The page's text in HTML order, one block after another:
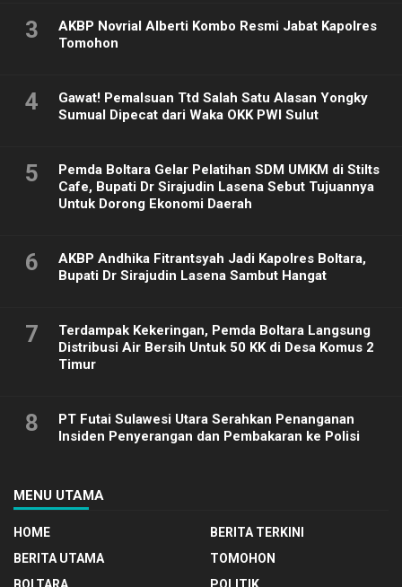
3
AKBP Novrial Alberti Kombo Resmi Jabat Kapolres
Tomohon
4
Gawat! Pemalsuan Ttd Salah Satu Alasan Yongky
Sumual Dipecat dari Waka OKK PWI Sulut
5
Pemda Boltara Gelar Pelatihan SDM UMKM di Stilts
Cafe, Bupati Dr Sirajudin Lasena Sebut Tujuannya
Untuk Dorong Ekonomi Daerah
6
AKBP Andhika Fitrantsyah Jadi Kapolres Boltara,
Bupati Dr Sirajudin Lasena Sambut Hangat
7
Terdampak Kekeringan, Pemda Boltara Langsung
Distribusi Air Bersih Untuk 50 KK di Desa Komus 2
Timur
8
PT Futai Sulawesi Utara Serahkan Penanganan
Insiden Penyerangan dan Pembakaran ke Polisi
MENU UTAMA
HOME
BERITA TERKINI
BERITA UTAMA
TOMOHON